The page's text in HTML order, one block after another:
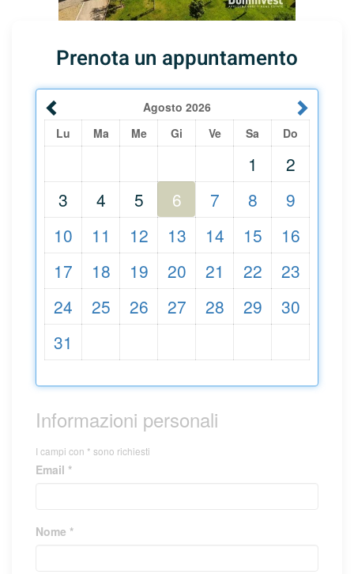
Prenota un appuntamento
Agosto 2026
Lu
Ma Me Gi Ve Sa Do
1
2
3
4 5 6 7 8
9
10
11 12 13 14 15
16
17
18 19 20 21 22
23
24
25 26 27 28 29
30
31
Informazioni personali
I campi con * sono richiesti
Email *
Nome *